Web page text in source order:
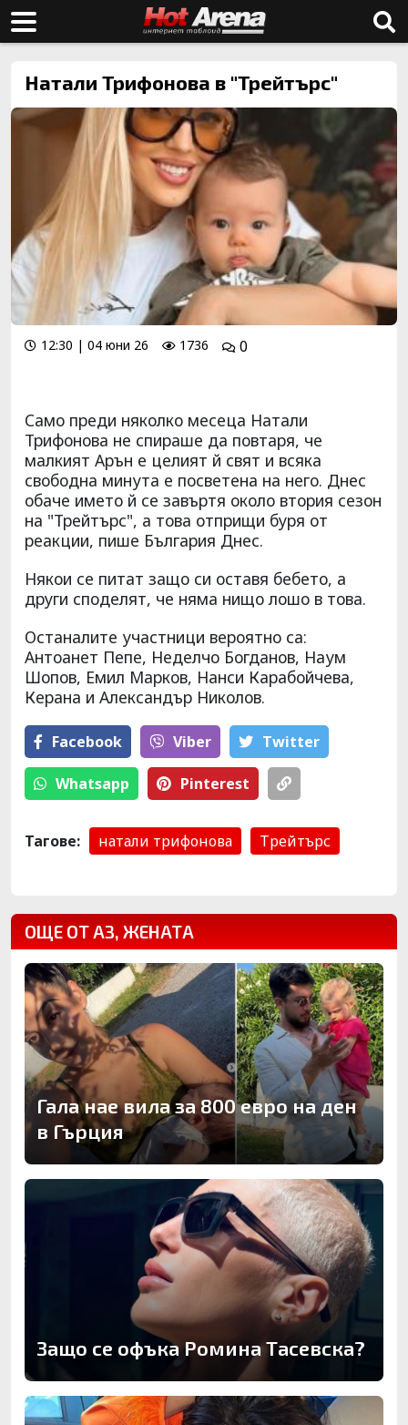
Натали Трифонова в "Трейтърс"
12:30 | 04 юни 26 1736 0
Само преди няколко месеца Натали
Трифонова не спираше да повтаря, че
малкият Арън е целият й свят и всяка
свободна минута е посветена на него. Днес
обаче името й се завъртя около втория сезон
на "Трейтърс", а това отприщи буря от
реакции, пише България Днес.
Някои се питат защо си оставя бебето, а
други споделят, че няма нищо лошо в това.
Останалите участници вероятно са:
Антоанет Пепе, Неделчо Богданов, Наум
Шопов, Емил Марков, Нанси Карабойчева,
Керана и Александър Николов.
Facebook Viber Тwitter
Whatsapp Pinterest
Тагове: натали трифонова Трейтърс
ОЩЕ ОТ АЗ, ЖЕНАТА
Гала нае вила за 800 евро на ден
в Гърция
Защо се офъка Ромина Тасевска?